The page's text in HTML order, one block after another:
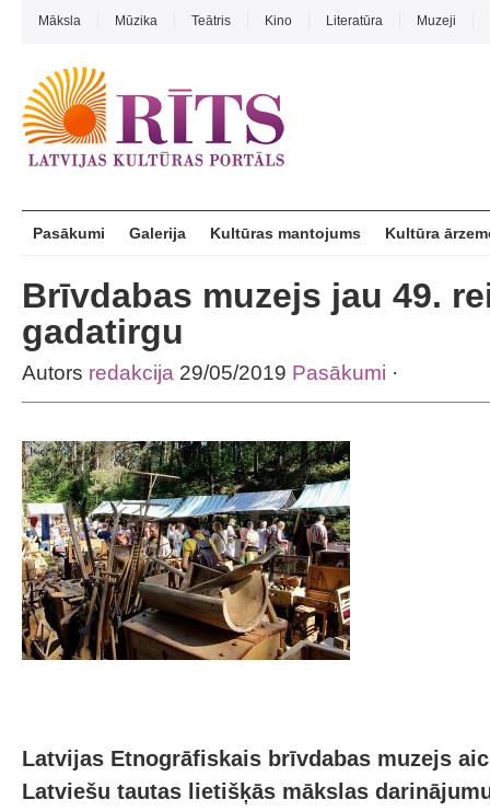
Māksla Mūzika Teātris Kino Literatūra Muzeji
Pasākumi Galerija Kultūras mantojums Kultūra
Brīvdabas muzejs jau 49.
gadatirgu
Autors redakcija 29/05/2019 Pasākumi ·
Latvijas Etnogrāfiskais brīvdabas muzejs
Latviešu tautas lietišķās mākslas